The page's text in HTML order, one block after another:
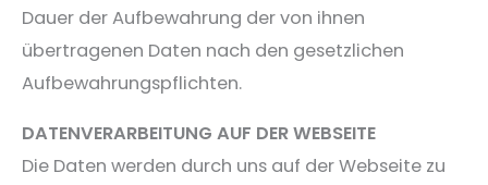
Dauer der Aufbewahrung der von ihnen
übertragenen Daten nach den gesetzlichen
Aufbewahrungspflichten.
DATENVERARBEITUNG AUF DER WEBSEITE
Die Daten werden durch uns auf der Webseite zu